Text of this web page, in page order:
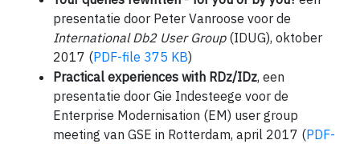
presentatie door Peter Vanroose voor de
International Db2 User Group(IDUG), oktober
2017 (PDF-file 375 KB)
Practical experiences with RDz/IDz, een
presentatie door Gie Indesteege voor de
Enterprise Modernisation (EM) user group
meeting van GSE in Rotterdam, april 2017 (PDF-